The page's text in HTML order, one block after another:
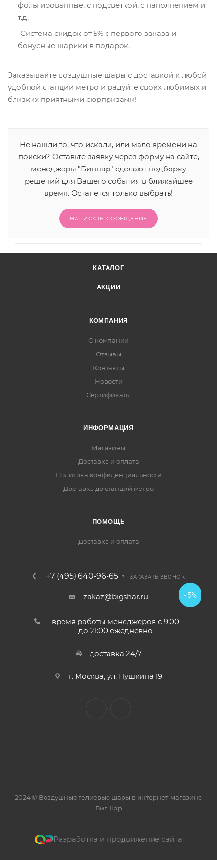
фольгированные, с подсветкой, с наполнением и
т.д.
Система скидок от 5% с первого заказа и
бонусные шарики в подарок.
Заказывайте воздушные шары с доставкой к любой
удобной станции метро и радуйте своих любимых и
близких приятными сюрпризами!
Не нашли то, что искали, или мало времени на
поиски? Оставьте заявку через форму на сайте,
менеджеры "Бигшар" сделают подборку
решений для Вашего события в ближайшее
время. Останется только выбрать!
НАПИСАТЬ СООБЩЕНИЕ
КАТАЛОГ
АКЦИИ
КОМПАНИЯ
О компании
Отзывы
Контакты
Новости
Сертификаты
ИНФОРМАЦИЯ
Магазины
Доставка и оплата
Политика конфиденциальности
Доставка до станций метро
ПОМОЩЬ
Доставка и оплата
+7 (495) 640-96-65 ЗАКАЗАТЬ ЗВОНОК
zakaz@bigshar.ru
время работы менеджеров с 9:00
до 21:00 ежедневно
доставка 24/7
г. Москва, ул. Пушкина 19
2024 © Воздушные гелиевые шары в интернет-магазине
БигШар
Разработка и продвижение сайта
- 5%